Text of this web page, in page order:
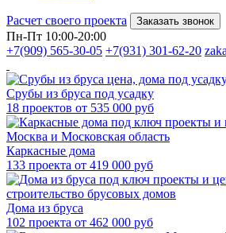
Расчет своего проекта Заказать звонок
Пн-Пт 10:00-20:00
+7(909) 565-30-05 +7(931) 301-62-20
Срубы из бруса под усадку
18 проектов от 535 000 руб
Каркасные дома
133 проекта от 419 000 руб
Дома из бруса
102 проекта от 462 000 руб